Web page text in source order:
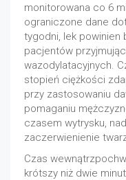
monitorowana co 6
ograniczone dane
tygodni, lek powinien
pacjentów
wazodylatacyjnych.
stopień ciężkości
przy zastosowaniu
pomaganiu
czasem wytrysku,
zaczerwienienie
Czas
krótszy niż dwie